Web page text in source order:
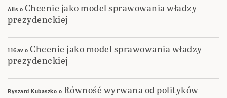
Alis o Chcenie jako model sprawowania władzy
prezydenckiej
116avo Chcenie jako model sprawowania władzy
prezydenckiej
Ryszard Kubaszko o Równość wyrwana od polityków